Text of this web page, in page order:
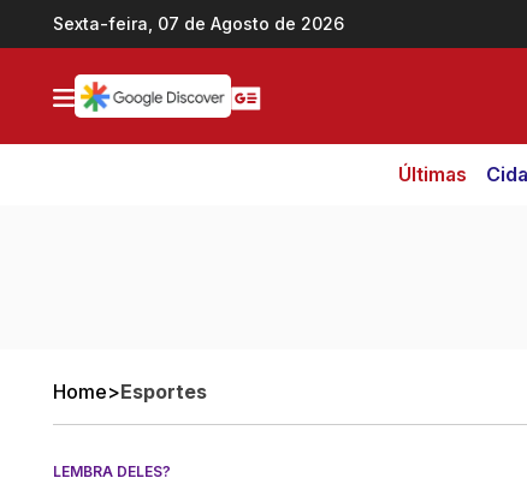
Ir direto pro conteúdo
Sexta-feira, 07 de Agosto de 2026
Últimas
Home>Esportes
LEMBRA DELES?